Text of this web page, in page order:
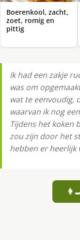
Boerenkool, zacht,
zoet, romig en
pittig
Ik had een zakje
was om
wat te eenvoudig,
waarvan ik nog
Tijdens het koken
zou zijn door het
hebben er heerlijk